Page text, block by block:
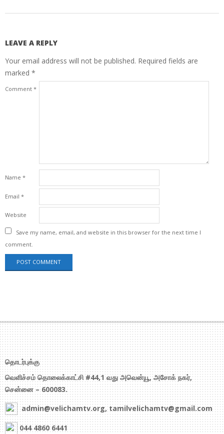
LEAVE A REPLY
Your email address will not be published. Required fields are
marked *
Comment *
Name *
Email *
Website
Save my name, email, and website in this browser for the next time I
comment.
தொடர்புக்கு
வெளிச்சம் தொலைக்காட்சி #44,1 வது அவென்யூ, அசோக் நகர்,
சென்னை – 600083.
admin@velichamtv.org, tamilvelichamtv@gmail.com
044 4860 6441